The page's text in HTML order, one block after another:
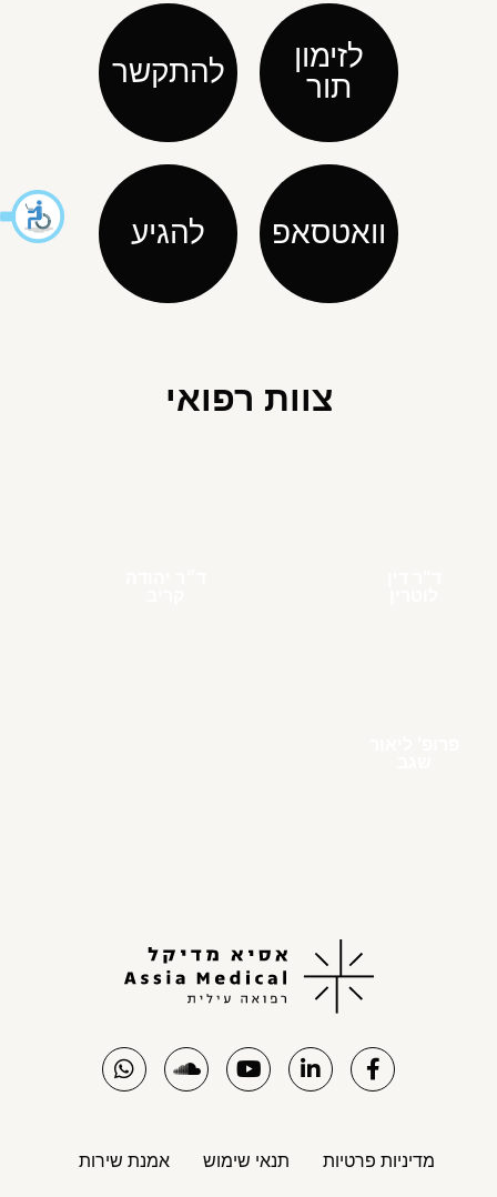
לזימון
תור
להתקשר
וואטסאפ להגיע
צוות רפואי
מדיניות פרטיות תנאי שימוש אמנת שירות